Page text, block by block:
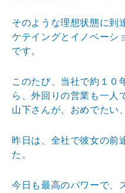
そのような理想状態に到
ケテイングとイノベーシ
です。
このたび、当社で約１０
ら、外回りの営業も一人
山下さんが、おめでたい
昨日は、全社で彼女の前
た。
今日も最高のパワーで、